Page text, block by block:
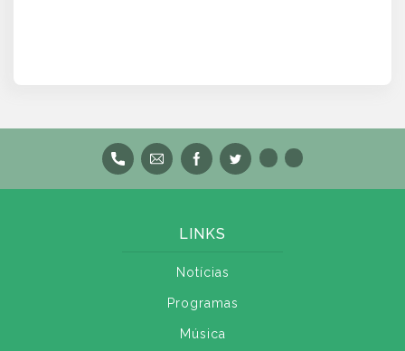
LINKS
Notícias
Programas
Música